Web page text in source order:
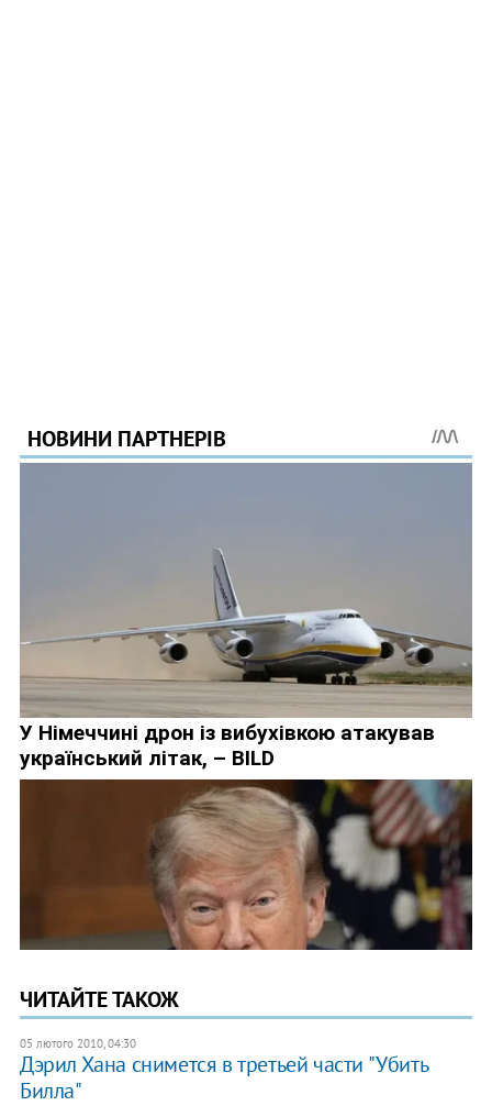
ЧИТАЙТЕ ТАКОЖ
05 лютого 2010, 04:30
Дэрил Хана снимется в третьей части "Убить
Билла"